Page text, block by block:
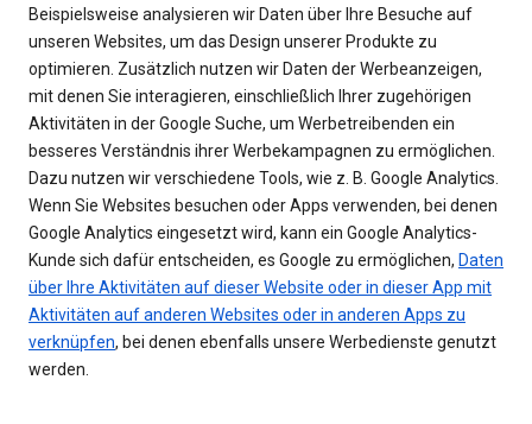
Beispielsweise analysieren wir Daten über Ihre Besuche auf
unseren Websites, um das Design unserer Produkte zu
optimieren. Zusätzlich nutzen wir Daten der Werbeanzeigen,
mit denen Sie interagieren, einschließlich Ihrer zugehörigen
Aktivitäten in der Google Suche, um Werbetreibenden ein
besseres Verständnis ihrer Werbekampagnen zu ermöglichen.
Dazu nutzen wir verschiedene Tools, wie z. B. Google Analytics.
Wenn Sie Websites besuchen oder Apps verwenden, bei denen
Google Analytics eingesetzt wird, kann ein Google Analytics-
Kunde sich dafür entscheiden, es Google zu ermöglichen, Daten
über Ihre Aktivitäten auf dieser Website oder in dieser App mit
Aktivitäten auf anderen Websites oder in anderen Apps zu
verknüpfen, bei denen ebenfalls unsere Werbedienste genutzt
werden.